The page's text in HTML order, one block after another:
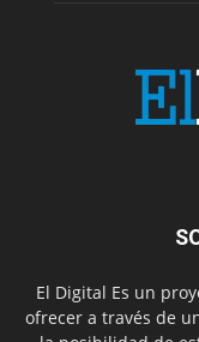
El Digital Es un
ofrecer a través de